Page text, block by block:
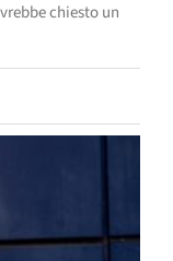
chiesto un